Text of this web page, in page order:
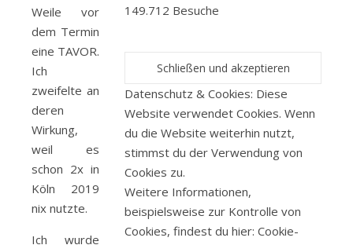
Weile vor
dem Termin
eine TAVOR.
Ich
zweifelte an
deren
Wirkung,
weil es
schon 2x in
Köln 2019
nix nutzte.
Ich wurde
149.712 Besuche
Datenschutz & Cookies: Diese
Website verwendet Cookies. Wenn
du die Website weiterhin nutzt,
stimmst du der Verwendung von
Cookies zu.
Weitere Informationen,
beispielsweise zur Kontrolle von
Cookies, findest du hier: Cookie-